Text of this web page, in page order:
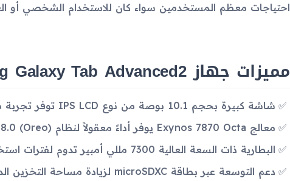
احتياجات معظم المستخدمين سواء كان للاستخدام الشخصي أو
مميزات جهاز Samsung Galaxy Tab Advanced2
شاشة كبيرة بحجم 10.1 بوصة من نوع IPS LCD توفر تجربة مشاهدة واضحة ومريحة.
معالج Exynos 7870 Octa يوفر أداءً معقولاً لنظام Android 8.0 (Oreo).
البطارية ذات السعة العالية 7300 مللي أمبير تدوم لفترات استخدام طويلة.
دعم التوسعة عبر بطاقة microSDXC لزيادة مساحة التخزين الداخلية.